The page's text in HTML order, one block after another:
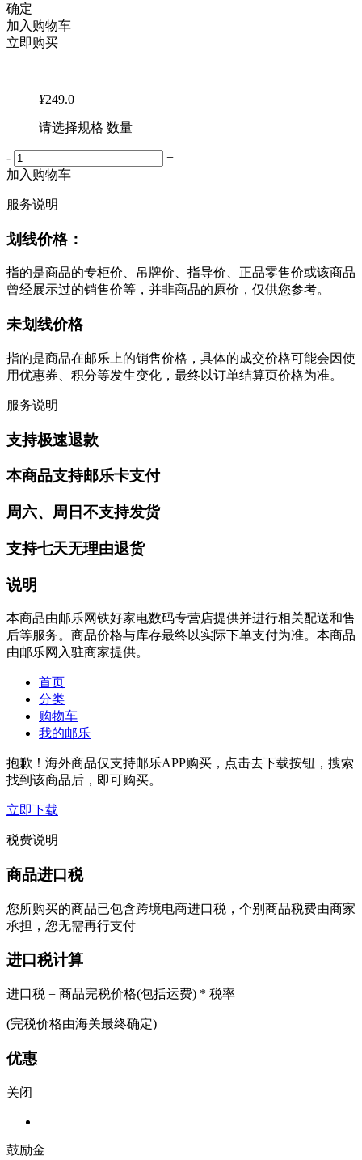
确定
加入购物车
立即购买
¥249.0
请选择规格 数量
-
+
加入购物车
服务说明
划线价格：
指的是商品的专柜价、吊牌价、指导价、正品零售价或该商品
曾经展示过的销售价等，并非商品的原价，仅供您参考。
未划线价格
指的是商品在邮乐上的销售价格，具体的成交价格可能会因使
用优惠券、积分等发生变化，最终以订单结算页价格为准。
服务说明
支持极速退款
本商品支持邮乐卡支付
周六、周日不支持发货
支持七天无理由退货
说明
本商品由邮乐网铁好家电数码专营店提供并进行相关配送和售
后等服务。商品价格与库存最终以实际下单支付为准。本商品
由邮乐网入驻商家提供。
首页
分类
购物车
我的邮乐
抱歉！海外商品仅支持邮乐APP购买，点击去下载按钮，搜索
找到该商品后，即可购买。
立即下载
税费说明
商品进口税
您所购买的商品已包含跨境电商进口税，个别商品税费由商家
承担，您无需再行支付
进口税计算
进口税 = 商品完税价格(包括运费) * 税率
(完税价格由海关最终确定)
优惠
关闭
鼓励金